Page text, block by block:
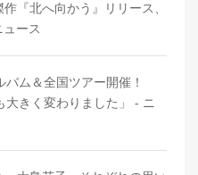
『北へ向かう』リリース、
ース
ム＆全国ツアー開催！
大きく変わりました」 - ニ